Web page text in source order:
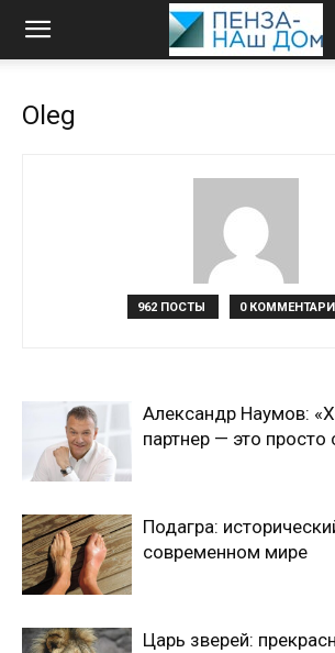
Oleg
962 ПОСТЫ 0
Александр Наумов:
партнер — это просто
Подагра:
современном мире
Царь зверей: